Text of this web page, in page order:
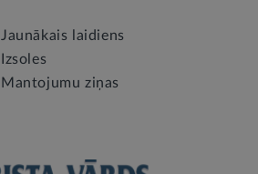
Jaunākais laidiens
Izsoles
Mantojumu ziņas